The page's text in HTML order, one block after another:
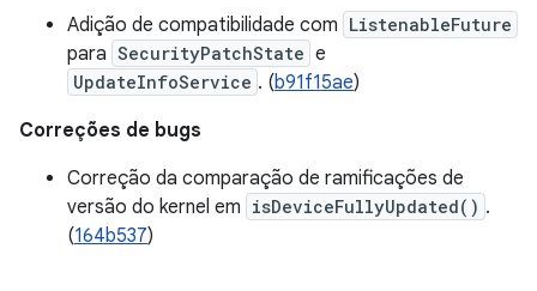
Adição de compatibilidade com ListenableFuture
para SecurityPatchState e
UpdateInfoService . (b91f15ae)
Correções de bugs
Correção da comparação de ramificações de
versão do kernel em isDeviceFullyUpdated() .
(164b537)